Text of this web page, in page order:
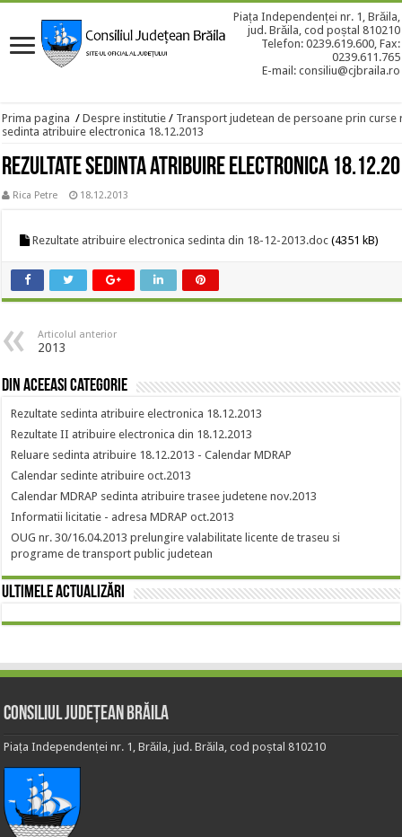
Piața Independenței nr. 1, Brăila,
jud. Brăila, cod poștal 810210
Telefon: 0239.619.600, Fax:
0239.611.765
E-mail: consiliu@cjbraila.ro
Prima pagina / Despre institutie / Transport judetean de persoane prin curse
sedinta atribuire electronica 18.12.2013
Rezultate sedinta atribuire electronica
Rica Petre 18.12.2013
Rezultate atribuire electronica sedinta din 18-12-2013.doc (4351 kB)
Articolul anterior
2013
Din aceeasi categorie
Rezultate sedinta atribuire electronica 18.12.2013
Rezultate II atribuire electronica din 18.12.2013
Reluare sedinta atribuire 18.12.2013 - Calendar MDRAP
Calendar sedinte atribuire oct.2013
Calendar MDRAP sedinta atribuire trasee judetene nov.2013
Informatii licitatie - adresa MDRAP oct.2013
OUG nr. 30/16.04.2013 prelungire valabilitate licente de traseu si
programe de transport public judetean
Ultimele actualizări
Consiliul Județean Brăila
Piața Independenței nr. 1, Brăila, jud. Brăila, cod poștal 810210